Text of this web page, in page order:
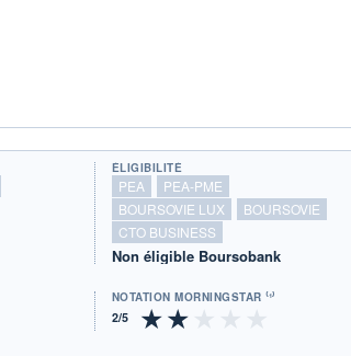
ÉLIGIBILITÉ
PEA
PEA-PME
BOURSOVIE LUX
BOURSOVIE
CTO BUSINESS
Non éligible Boursobank
NOTATION MORNINGSTAR ⁽¹⁾